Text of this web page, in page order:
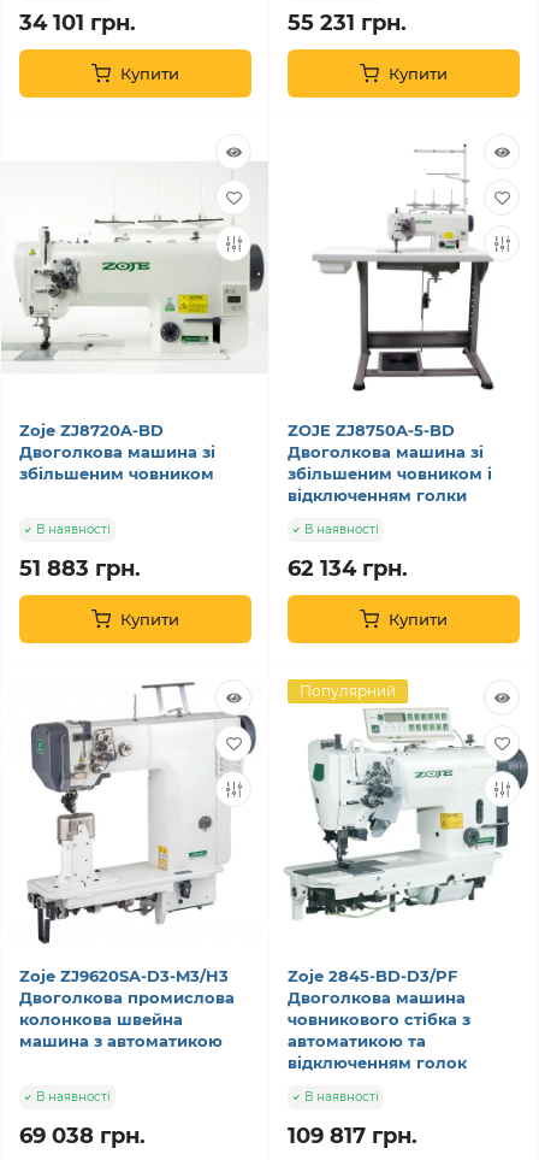
34 101 грн.
Купити
55 231 грн.
Купити
Zoje ZJ8720A-BD
Двоголкова машина зі
збільшеним човником
В наявності
51 883 грн.
Купити
ZOJE ZJ8750A-5-BD
Двоголкова машина зі
збільшеним човником і
відключенням голки
В наявності
62 134 грн.
Купити
Zoje ZJ9620SA-D3-M3/H3
Двоголкова промислова
колонкова швейна
машина з автоматикою
В наявності
69 038 грн.
Популярний
Zoje 2845-BD-D3/PF
Двоголкова машина
човникового стібка з
автоматикою та
відключенням голок
В наявності
109 817 грн.